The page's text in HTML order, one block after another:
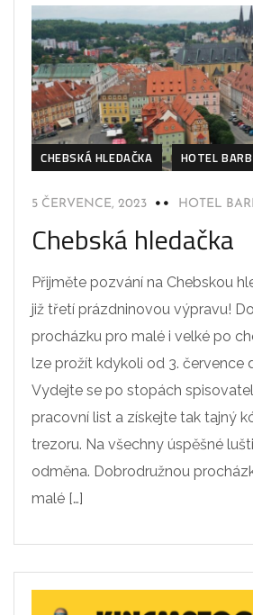
CHEBSKÁ HLEDAČKA HOTEL
5 ČERVENCE, 2023 HOTEL
Chebská hledačka
Přijměte pozvání na Chebskou
již třetí prázdninovou výpravu!
procházku pro malé i velké po
lze prožít kdykoli od 3. července
Vydejte se po stopách
pracovní list a získejte tak tajný
trezoru. Na všechny úspěšné
odměna. Dobrodružnou
malé […]